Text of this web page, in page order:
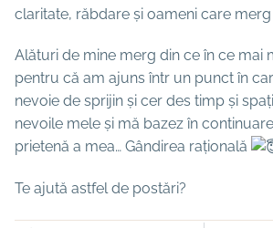
claritate, răbdare și oameni care
Alături de mine merg din ce în ce mai
pentru că am ajuns într un punct în
nevoie de sprijin și cer des timp și
nevoile mele și mă bazez în
prietenă a mea… Gândirea rațională
Te ajută astfel de postări?